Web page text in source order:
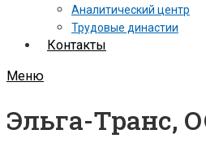
Аналитический центр
Трудовые династии
Контакты
Меню
Эльга-Транс,